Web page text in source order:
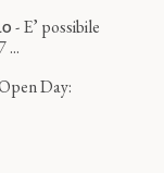
- E’ possibile
...
Day: